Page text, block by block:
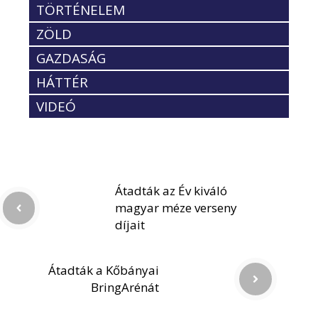
TÖRTÉNELEM
ZÖLD
GAZDASÁG
HÁTTÉR
VIDEÓ
Átadták az Év kiváló
magyar méze verseny
díjait
Átadták a Kőbányai
BringArénát